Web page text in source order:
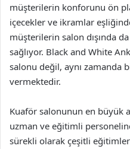
müşterilerin konforunu ön
içecekler ve ikramlar
müşterilerin salon dışında
sağlıyor. Black and White
salonu değil, aynı zamanda
vermektedir.
Kuaför salonunun en büyük
uzman ve eğitimli
sürekli olarak çeşitli